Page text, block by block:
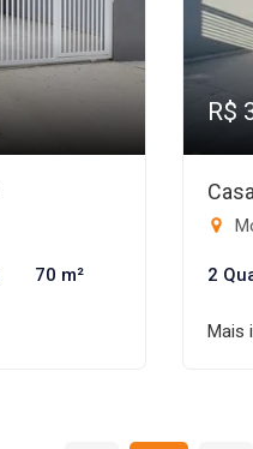
70 m²
R$
2
Mais